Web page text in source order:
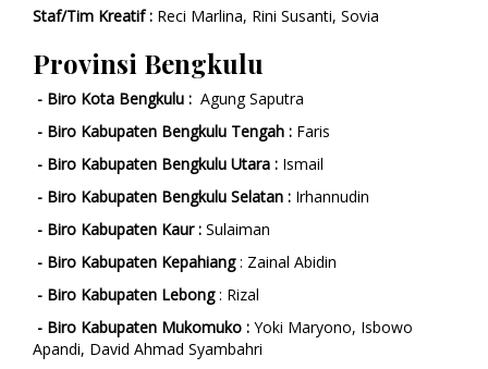
Staf/Tim Kreatif : Reci Marlina, Rini Susanti, Sovia
Provinsi Bengkulu
- Biro Kota Bengkulu : Agung Saputra
- Biro Kabupaten Bengkulu Tengah : Faris
- Biro Kabupaten Bengkulu Utara : Ismail
- Biro Kabupaten Bengkulu Selatan : Irhannudin
- Biro Kabupaten Kaur : Sulaiman
- Biro Kabupaten Kepahiang: Zainal Abidin
- Biro Kabupaten Lebong: Rizal
- Biro Kabupaten Mukomuko : Yoki Maryono, Isbowo
Apandi, David Ahmad Syambahri